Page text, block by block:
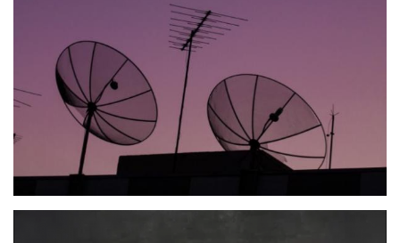
dai mattoncini al legno all’avvicinamento alla pesca,
ai laboratori didattici con il METS Museo
Etnografico e il MUSE Museo delle Scienze
(entrambe novità 2025). E poi spettacoli, concerti
itineranti e attività con gli animali: le passeggiate
con il pony, un falco per amico. Infine, i cantastorie, le
fiabe, i tanti momenti di intrattenimento pensati
apposta per loro.